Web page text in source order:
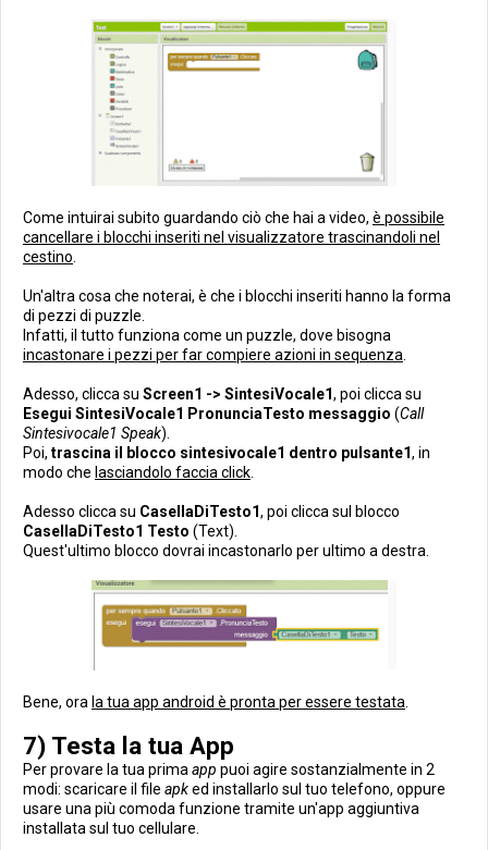
Come intuirai subito guardando ciò che hai a video, è possibile
cancellare i blocchi inseriti nel visualizzatore trascinandoli nel
cestino
Un'altra cosa che noterai, è che i blocchi inseriti hanno la forma
di pezzi di puzzle.
Infatti, il tutto funziona come un puzzle, dove bisogna
incastonare i pezzi per far compiere azioni in sequenza
Adesso, clicca su Screen1 -> SintesiVocale1, poi clicca su
Esegui SintesiVocale1 PronunciaTesto messaggio (Call
Sintesivocale1 Speak).
Poi, trascina il blocco sintesivocale1 dentro pulsante1, in
modo che lasciandolo faccia click
Adesso clicca su CasellaDiTesto1, poi clicca sul blocco
CasellaDiTesto1 Testo (Text).
Quest'ultimo blocco dovrai incastonarlo per ultimo a destra.
Bene, ora la tua app android è pronta per essere testata
7) Testa la tua App
Per provare la tua prima app puoi agire sostanzialmente in 2
modi: scaricare il file apked installarlo sul tuo telefono, oppure
usare una più comoda funzione tramite un'app aggiuntiva
installata sul tuo cellulare.